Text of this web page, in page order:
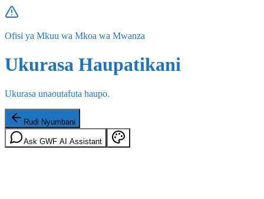
Ofisi ya Mkuu wa Mkoa wa Mwanza
Ukurasa Haupatikani
Ukurasa unaoutafuta haupo.
Rudi Nyumbani
Ask GWF AI Assistant